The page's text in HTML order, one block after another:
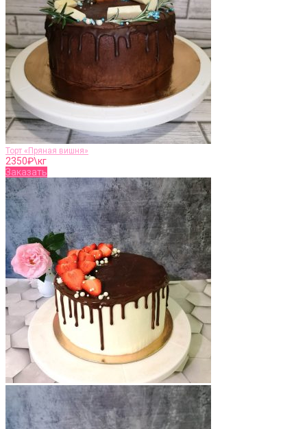
Торт «Пряная вишня»
2350₽\кг
Заказать